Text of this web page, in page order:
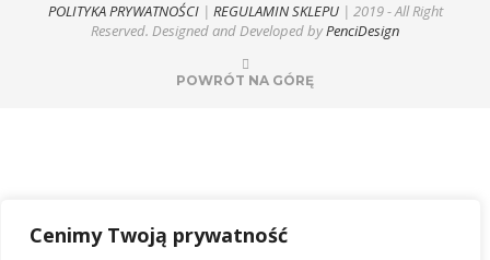
Cenimy Twoją prywatność
POLITYKA PRYWATNOŚCI| REGULAMIN SKLEPU| 2019 - All Right
Reserved. Designed and Developed byPenciDesign
POWRÓT NA GÓRĘ